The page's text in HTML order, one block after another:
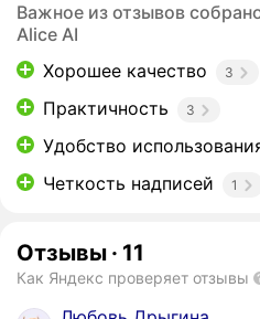
Важное из отзывов
Alice AI
Хорошее качество
3
Практичность 3
Удобство
Четкость надписей 1
Отзывы · 11
Как Яндекс проверяет отзывы